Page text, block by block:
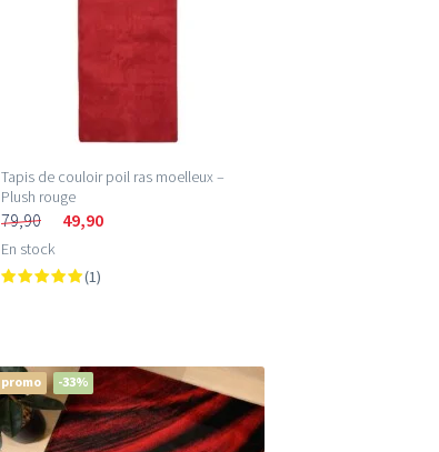
Tapis de couloir poil ras moelleux –
Plush rouge
79,90 49,90
En stock
(1)
promo -33%